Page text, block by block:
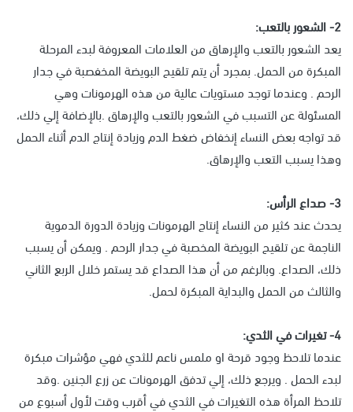
2- الشعور بالتعب:
يعد الشعور بالتعب والإرهاق من العلامات المعروفة لبدء المرحلة
المبكرة من الحمل. بمجرد أن يتم تلقيح البويضة المخفصبة في جدار
الرحم . وعندما توجد مستويات عالية من هذه الهرمونات وهي
المسئولة عن التسبب في الشعور بالتعب والإرهاق .بالإضافة إلي ذلك،
قد تواجه بعض النساء إنخفاض ضغط الدم وزيادة إنتاج الدم أثناء الحمل
وهذا يسبب التعب والإرهاق.
3- صداع الرأس:
يحدث عند كثير من النساء إنتاج الهرمونات وزيادة الدورة الدموية
الناجمة عن تلقيح البويضة المخصبة في جدار الرحم . ويمكن أن يسبب
ذلك، الصداع. وبالرغم من أن هذا الصداع قد يستمر خلال الربع الثاني
والثالث من الحمل والبداية المبكرة لحمل.
4- تغيرات في الثدي:
عندما تلاحظ وجود قرحة او ملمس ناعم للثدي فهي مؤشرات مبكرة
لبدء الحمل . ويرجع ذلك، إلي تدفق الهرمونات عن زرع الجنين .وقد
تلاحظ المرأة هذه التغيرات في الثدي في أقرب وقت لأول أسبوع من